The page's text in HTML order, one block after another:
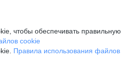
чтобы обеспечивать правильную
cookie
Правила использования файлов